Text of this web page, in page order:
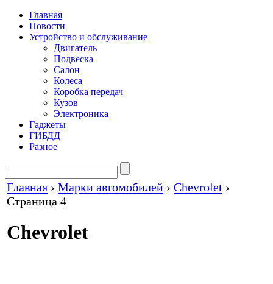
Главная
Новости
Устройство и обслуживание
Двигатель
Подвеска
Салон
Колеса
Коробка передач
Кузов
Электроника
Гаджеты
ГИБДД
Разное
Главная › Марки автомобилей › Chevrolet ›
Страница 4
Chevrolet